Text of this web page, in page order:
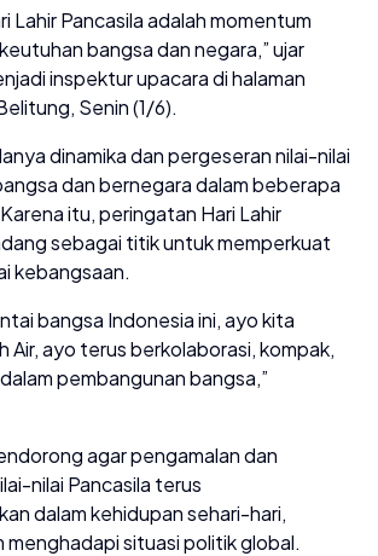
Lahir Pancasila adalah momentum
bangsa dan negara,” ujar
inspektur upacara di halaman
Senin (1/6).
dinamika dan pergeseran nilai-nilai
dan bernegara dalam beberapa
itu, peringatan Hari Lahir
sebagai titik untuk memperkuat
kebangsaan.
bangsa Indonesia ini, ayo kita
Air, ayo terus berkolaborasi, kompak,
pembangunan bangsa,”
agar pengamalan dan
nilai Pancasila terus
dalam kehidupan sehari-hari,
menghadapi situasi politik global.